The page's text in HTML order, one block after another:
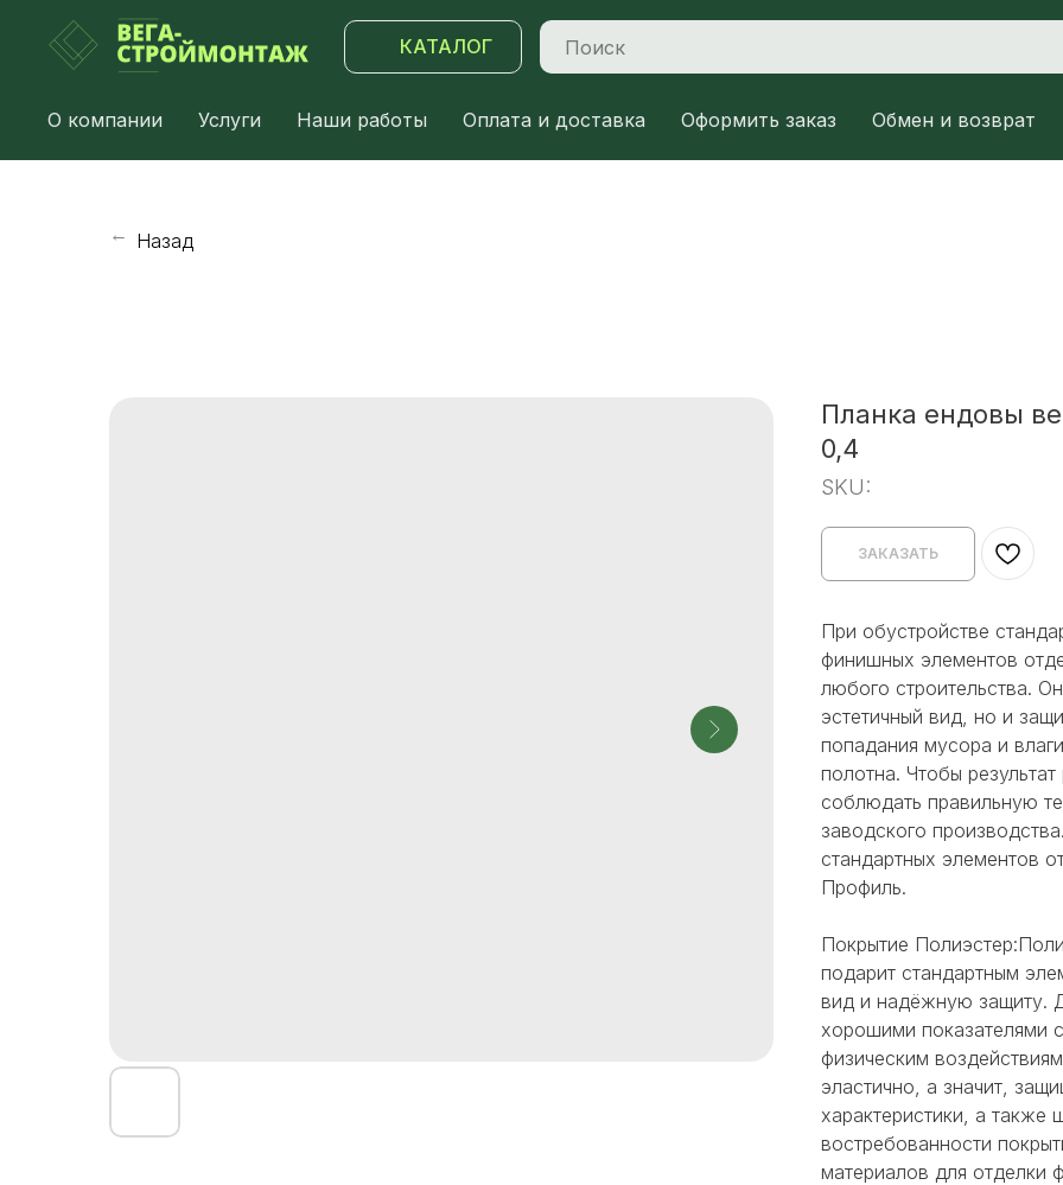
КАТАЛОГ
О компании Услуги Наши работы Оплата и доставка Оформить заказ Обмен и возврат
→ Назад
Планка ендовы
0,4
SKU:
ЗАКАЗАТЬ
При обустройстве
финишных элементов
любого строительства.
эстетичный вид, но и
попадания мусора и
полотна. Чтобы
соблюдать правильную
заводского
стандартных элементов
Профиль.
Покрытие
подарит стандартным
вид и надёжную защиту.
хорошими показателями
физическим
эластично, а значит,
характеристики, а также
востребованности
материалов для отделки